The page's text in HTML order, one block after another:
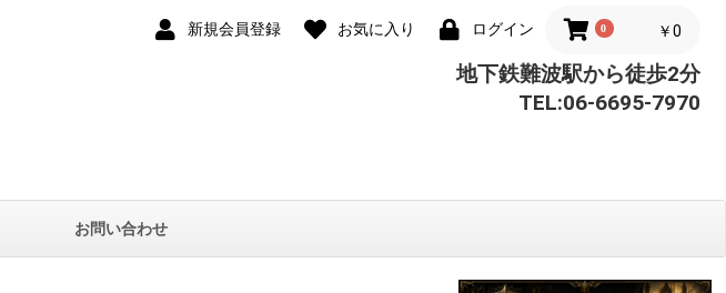
新規会員登録 お気に入り ログイン 0 ￥0
地下鉄難波駅から徒歩2分
TEL:06-6695-7970
お問い合わせ